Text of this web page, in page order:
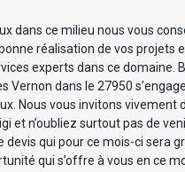
dans ce milieu nous vous
réalisation de vos projets
experts dans ce domaine.
Vernon dans le 27950
Nous vous invitons vivement
et n’oubliez surtout pas de
devis qui pour ce mois-ci sera
qui s’offre à vous en ce